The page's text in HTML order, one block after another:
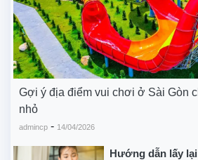
Gợi ý địa điểm vui chơi ở Sài Gòn
nhỏ
admincp - 14/04/2026
Hướng dẫn lấy